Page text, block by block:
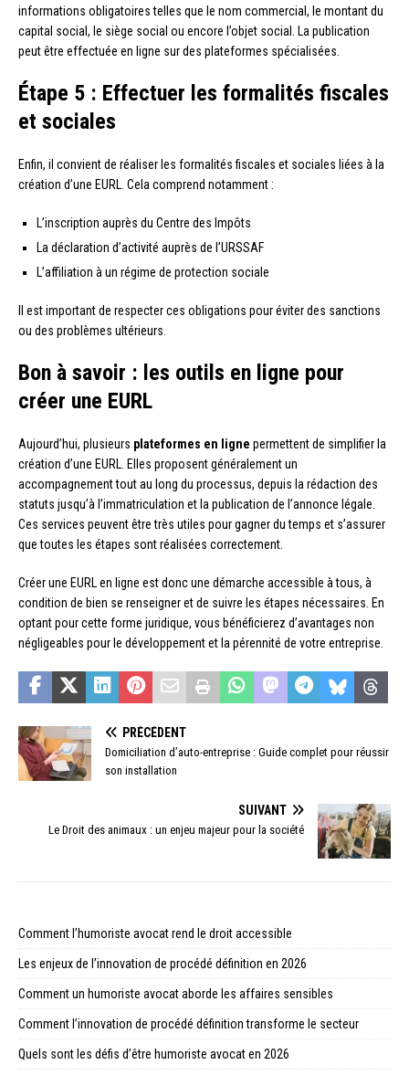
informations obligatoires telles que le nom commercial, le montant du
capital social, le siège social ou encore l’objet social. La publication
peut être effectuée en ligne sur des plateformes spécialisées.
Étape 5 : Effectuer les formalités fiscales
et sociales
Enfin, il convient de réaliser les formalités fiscales et sociales liées à la
création d’une EURL. Cela comprend notamment :
L’inscription auprès du Centre des Impôts
La déclaration d’activité auprès de l’URSSAF
L’affiliation à un régime de protection sociale
Il est important de respecter ces obligations pour éviter des sanctions
ou des problèmes ultérieurs.
Bon à savoir : les outils en ligne pour
créer une EURL
Aujourd’hui, plusieurs plateformes en ligne permettent de simplifier la
création d’une EURL. Elles proposent généralement un
accompagnement tout au long du processus, depuis la rédaction des
statuts jusqu’à l’immatriculation et la publication de l’annonce légale.
Ces services peuvent être très utiles pour gagner du temps et s’assurer
que toutes les étapes sont réalisées correctement.
Créer une EURL en ligne est donc une démarche accessible à tous, à
condition de bien se renseigner et de suivre les étapes nécessaires. En
optant pour cette forme juridique, vous bénéficierez d’avantages non
négligeables pour le développement et la pérennité de votre entreprise.
PRÉCÉDENT
Domiciliation d’auto-entreprise : Guide complet pour réussir
son installation
SUIVANT
Le Droit des animaux : un enjeu majeur pour la société
Comment l’humoriste avocat rend le droit accessible
Les enjeux de l’innovation de procédé définition en 2026
Comment un humoriste avocat aborde les affaires sensibles
Comment l’innovation de procédé définition transforme le secteur
Quels sont les défis d’être humoriste avocat en 2026